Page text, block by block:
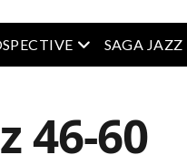
open menu
SAGA JAZZ
46-60